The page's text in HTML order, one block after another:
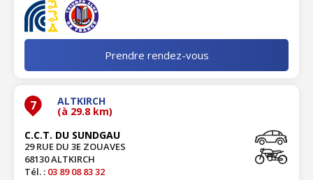
Prendre rendez-vous
7 ALTKIRCH
(à 29.8 km)
C.C.T. DU SUNDGAU
29 RUE DU 3E ZOUAVES
68130 ALTKIRCH
Tél. : 03 89 08 83 32